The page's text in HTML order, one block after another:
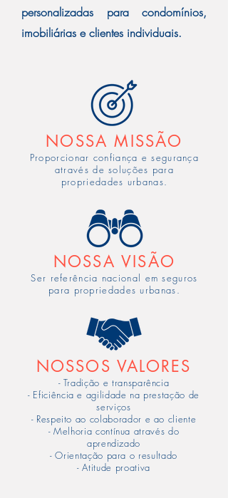
personalizadas para condomínios,
imobiliárias e clientes individuais.
ATUAÇÃO EM TERRITÓRIO NACIONAL
+ De 50.000 Segurados
+ De 60 Clientes B2B (Imobiliárias, Administradoras
De Condomínios e Síndicos Profissionais)
+ De 5.000 Garantias Locatícias
+ De 20.000 Imóveis Protegidos Contra Fogo
+ De 2.000 Condomínios Protegidos
+ De 5 Mil Vidas Protegidas
+ De 25.000 Unidades Seguradas
NOSSA MISSÃO
Proporcionar confiança e segurança
através de soluções para
propriedades urbanas.
NOSSA VISÃO
Ser referência nacional em seguros
para propriedades urbanas.
NOSSOS VALORES
- Tradição e transparência
- Eficiência e agilidade na prestação de
serviços
- Respeito ao colaborador e ao cliente
- Melhoria contínua através do
aprendizado
- Orientação para o resultado
- Atitude proativa